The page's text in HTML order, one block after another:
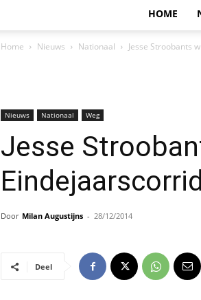
HOME
Home Nieuws Nationaal Jesse Stroobants
Nieuws Nationaal Weg
Jesse
Door Milan Augustijns - 28/12/2014
Deel